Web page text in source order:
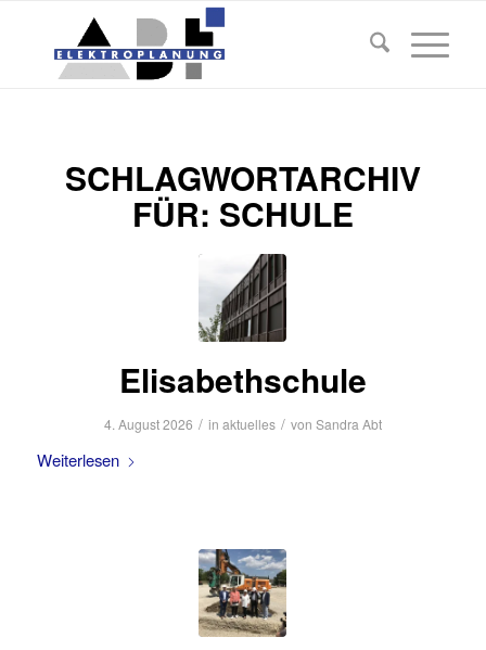
SCHLAGWORTARCHIV
FÜR: SCHULE
Elisabethschule
4. August 2026 / in aktuelles / von Sandra Abt
Weiterlesen